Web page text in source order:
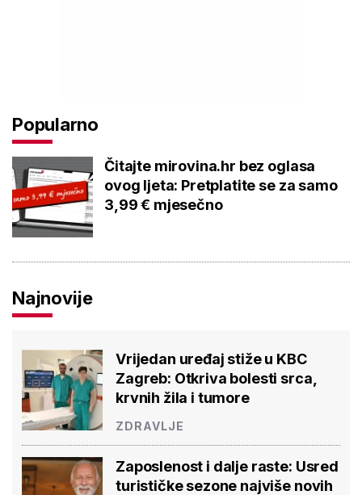
Popularno
Čitajte mirovina.hr bez oglasa
ovog ljeta: Pretplatite se za samo
3,99 € mjesečno
Najnovije
Vrijedan uređaj stiže u KBC
Zagreb: Otkriva bolesti srca,
krvnih žila i tumore
ZDRAVLJE
Zaposlenost i dalje raste: Usred
turističke sezone najviše novih